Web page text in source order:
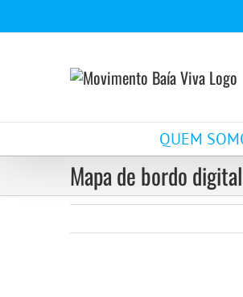
para
QUEM
Mapa de bordo